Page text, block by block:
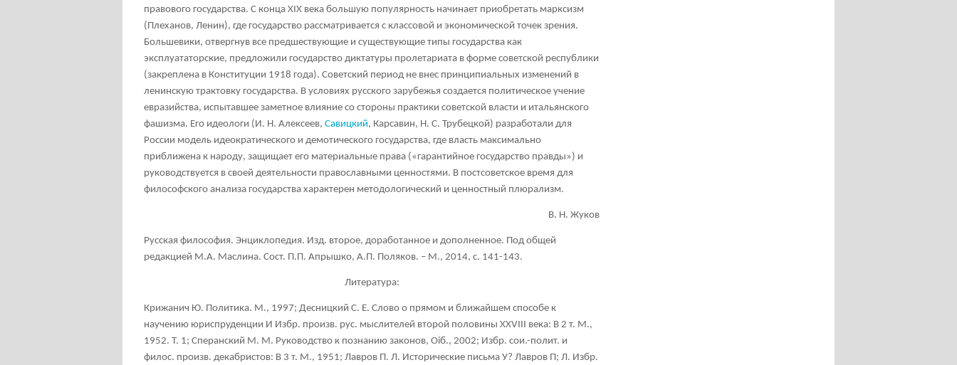
правового государства. С конца XIX века большую популярность начинает приобретать марксизм
(Плеханов, Ленин), где государство рассматривается с классовой и экономической точек зрения.
Большевики, отвергнув все предшествующие и существующие типы государства как
эксплуататорские, предложили государство диктатуры пролетариата в форме советской республики
(закреплена в Конституции 1918 года). Советский период не внес принципиальных изменений в
ленинскую трактовку государства. В условиях русского зарубежья создается политическое учение
евразийства, испытавшее заметное влияние со стороны практики советской власти и итальянского
фашизма. Его идеологи (И. Н. Алексеев, Савицкий, Карсавин, Н. С. Трубецкой) разработали для
России модель идеократического и демотического государства, где власть максимально
приближена к народу, защищает его материальные права («гарантийное государство правды») и
руководствуется в своей деятельности православными ценностями. В постсоветское время для
философского анализа государства характерен методологический и ценностный плюрализм.
В. Н. Жуков
Русская философия. Энциклопедия. Изд. второе, доработанное и дополненное. Под общей
редакцией М.А. Маслина. Сост. П.П. Апрышко, А.П. Поляков. – М., 2014, с. 141-143.
Литература:
Крижанич Ю. Политика. М., 1997; Десницкий С. Е. Слово о прямом и ближайшем способе к
научению юриспруденции И Избр. произв. рус. мыслителей второй половины XXVIII века: В 2 т. М.,
1952. Т. 1; Сперанский М. М. Руководство к познанию законов, Оiб., 2002; Избр. сои.-полит. и
филос. произв. декабристов: В 3 т. М., 1951; Лавров П. Л. Исторические письма У? Лавров П; Л. Избр.